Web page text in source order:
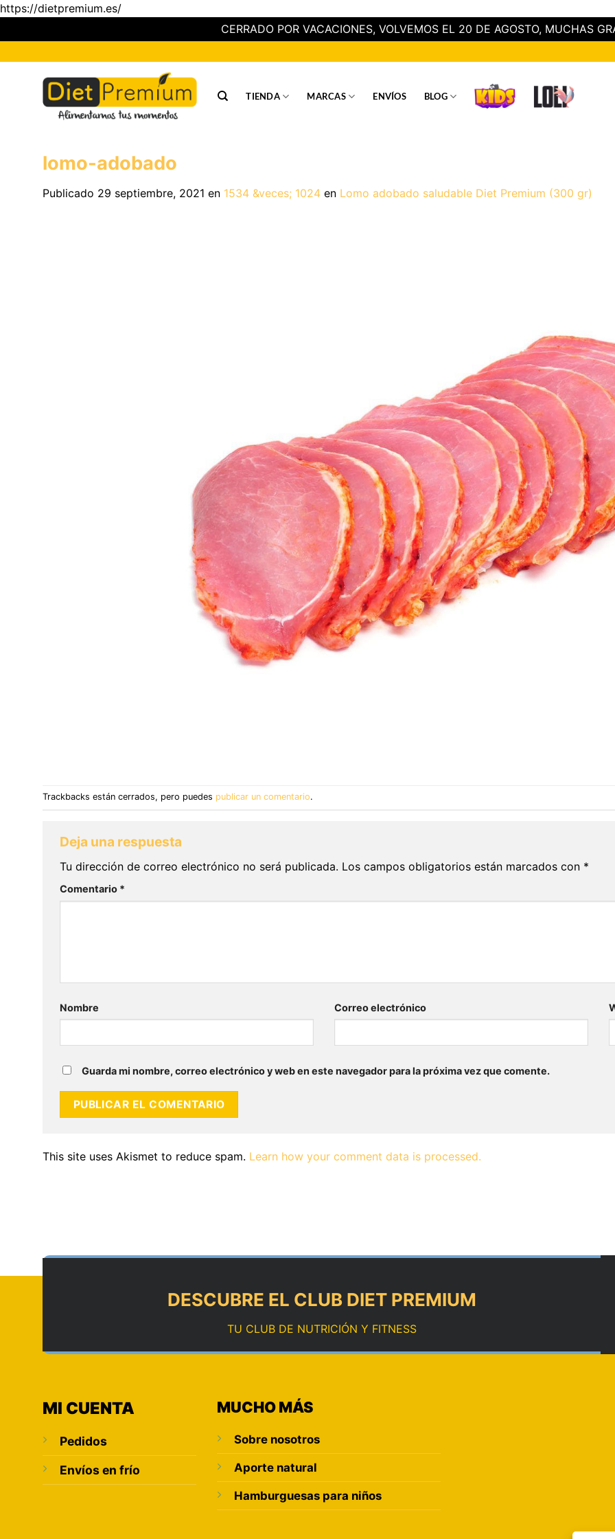
https://dietpremium.es/
CERRADO POR VACACIONES, VOLVEMOS EL 20 DE AGOSTO, MUCHAS
al
contenido
TIENDA MARCAS ENVÍOS BLOG
lomo-adobado
Publicado 29 septiembre, 2021 en 1534 &veces; 1024 en Lomo adobado saludable Diet Premium (300 gr)
Trackbacks están cerrados, pero puedes publicar un comentario.
Deja una respuesta
Tu dirección de correo electrónico no será publicada. Los campos obligatorios están marcados con *
Comentario *
Nombre Correo electrónico
Guarda mi nombre, correo electrónico y web en este navegador para la próxima vez que comente.
This site uses Akismet to reduce spam. Learn how your comment data is processed.
DESCUBRE EL CLUB DIET PREMIUM
TU CLUB DE NUTRICIÓN Y FITNESS
MI CUENTA
Pedidos
Envíos en frío
MUCHO MÁS
Sobre nosotros
Aporte natural
Hamburguesas para niños